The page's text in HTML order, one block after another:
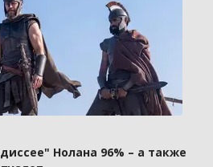
Нолана 96% – а также